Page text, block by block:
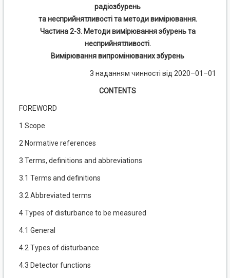
радіозбурень
та несприйнятливості та методи вимірювання.
Частина 2-3. Методи вимірювання збурень та
несприйнятливості.
Вимірювання випромінюваних збурень
З наданням чинності від 2020–01–01
CONTENTS
FOREWORD
1 Scope
2 Normative references
3 Terms, definitions and abbreviations
3.1 Terms and definitions
3.2 Abbreviated terms
4 Types of disturbance to be measured
4.1 General
4.2 Types of disturbance
4.3 Detector functions